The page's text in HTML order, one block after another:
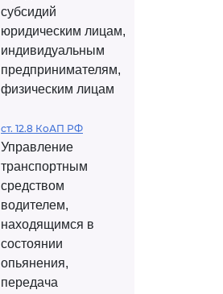
субсидий
юридическим лицам,
индивидуальным
предпринимателям,
физическим лицам
ст. 12.8 КоАП РФ
Управление
транспортным
средством
водителем,
находящимся в
состоянии
опьянения,
передача